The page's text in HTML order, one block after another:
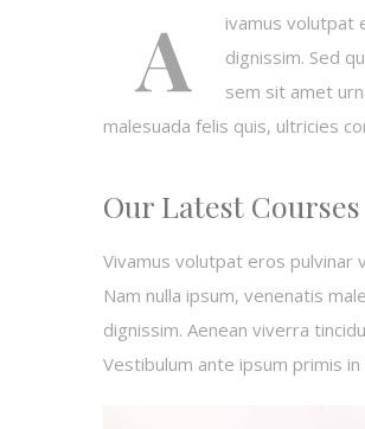
A
ivamus volutpat
dignissim. Sed
sem sit amet
malesuada felis quis, ultricies
Our Latest Courses
Vivamus volutpat eros
Nam nulla ipsum, venenatis
dignissim. Aenean viverra
Vestibulum ante ipsum primis